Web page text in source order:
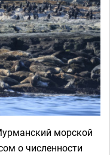
морской
о численности